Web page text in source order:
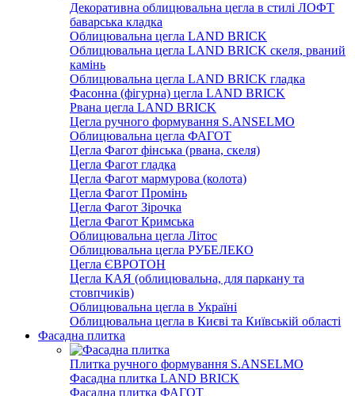
Декоративна облицювальна цегла в стилі ЛОФТ
баварська кладка
Облицювальна цегла LAND BRICK
Облицювальна цегла LAND BRICK скеля, рваний
камінь
Облицювальна цегла LAND BRICK гладка
Фасонна (фігурна) цегла LAND BRICK
Рвана цегла LAND BRICK
Цегла ручного формування S.ANSELMO
Облицювальна цегла ФАГОТ
Цегла Фагот фінська (рвана, скеля)
Цегла Фагот гладка
Цегла Фагот мармурова (колота)
Цегла Фагот Промінь
Цегла Фагот Зірочка
Цегла Фагот Кримська
Облицювальна цегла Літос
Облицювальна цегла РУБЕЛЕКО
Цегла ЄВРОТОН
Цегла КАЯ (облицювальна, для паркану та
стовпчиків)
Облицювальна цегла в Україні
Облицювальна цегла в Києві та Київській області
Фасадна плитка
Плитка ручного формування S.ANSELMO
Фасадна плитка LAND BRICK
Фасадна плитка ФАГОТ